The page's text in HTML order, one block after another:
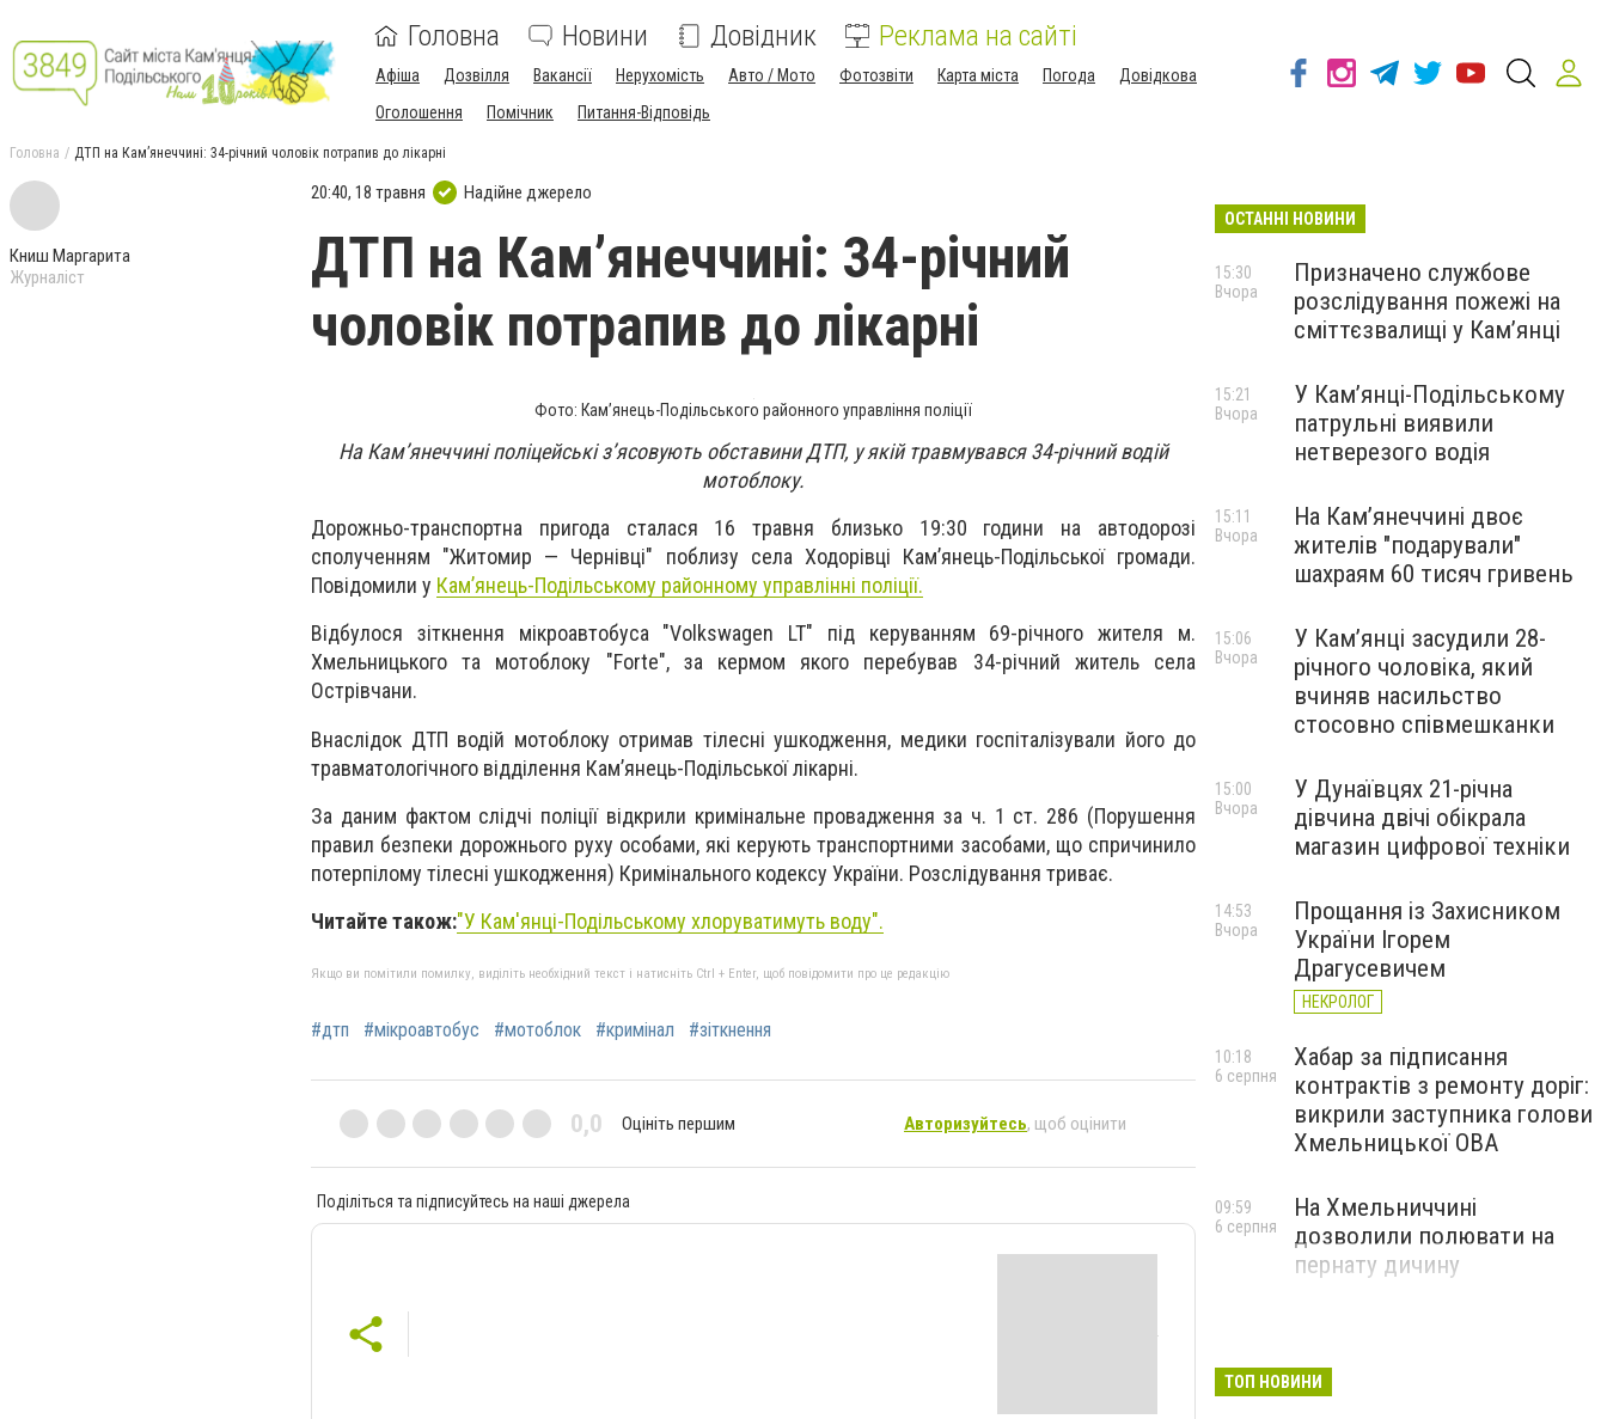
Головна Новини Довідник Реклама на сайті
Афіша Дозвілля Вакансії Нерухомість Авто / Мото Фотозвіти Карта міста Погода
Довідкова
Оголошення
Помічник Питання-Відповідь
Головна ДТП на Камʼянеччині: 34-річний чоловік потрапив до лікарні
Книш Маргарита
Журналіст
20:40, 18 травня Надійне джерело
ДТП на Камʼянеччині: 34-річний
чоловік потрапив до лікарні
Фото: Кам’янець-Подільського районного управління поліції
На Камʼянеччині поліцейські з’ясовують обставини ДТП, у якій травмувався 34-річний водій
мотоблоку.
Дорожньо-транспортна пригода сталася 16 травня близько 19:30 години на автодорозі
сполученням "Житомир — Чернівці" поблизу села Ходорівці Камʼянець-Подільської громади.
Повідомили у Кам’янець-Подільському районному управлінні поліції.
Відбулося зіткнення мікроавтобуса "Volkswagen LT" під керуванням 69-річного жителя м.
Хмельницького та мотоблоку "Forte", за кермом якого перебував 34-річний житель села
Острівчани.
Внаслідок ДТП водій мотоблоку отримав тілесні ушкодження, медики госпіталізували його до
травматологічного відділення Камʼянець-Подільської лікарні.
За даним фактом слідчі поліції відкрили кримінальне провадження за ч. 1 ст. 286 (Порушення
правил безпеки дорожнього руху особами, які керують транспортними засобами, що спричинило
потерпілому тілесні ушкодження) Кримінального кодексу України. Розслідування триває.
Читайте також:"У Кам'янці-Подільському хлоруватимуть воду".
Якщо ви помітили помилку, виділіть необхідний текст і натисніть Ctrl + Enter, щоб повідомити про це редакцію
#дтп #мікроавтобус #мотоблок #кримінал #зіткнення
0,0 Оцініть першим Авторизуйтесь, щоб оцінити
Поділіться та підписуйтесь на наші джерела
ОСТАННІ НОВИНИ
Призначено службове
розслідування пожежі на
сміттєзвалищі у Кам’янці
15:30
Вчора
У Кам’янці-Подільському
патрульні виявили
нетверезого водія
15:21
Вчора
На Камʼянеччині двоє
жителів "подарували"
шахраям 60 тисяч гривень
15:11
Вчора
У Камʼянці засудили 28-
річного чоловіка, який
вчиняв насильство
стосовно співмешканки
15:06
Вчора
У Дунаївцях 21-річна
дівчина двічі обікрала
магазин цифрової техніки
15:00
Вчора
Прощання із Захисником
України Ігорем
Драгусевичем
НЕКРОЛОГ
14:53
Вчора
Хабар за підписання
контрактів з ремонту доріг:
викрили заступника голови
Хмельницької ОВА
10:18
6 серпня
На Хмельниччині
дозволили полювати на
пернату дичину
09:59
6 серпня
ТОП НОВИНИ